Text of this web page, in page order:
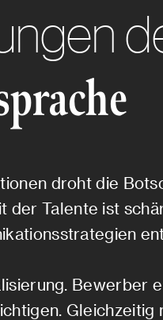
droht die
Talente ist
Bewerber